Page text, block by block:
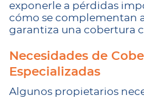
exponerle a pérdidas
cómo se complementan
garantiza una cobertura
Necesidades de
Especializadas
Algunos propietarios